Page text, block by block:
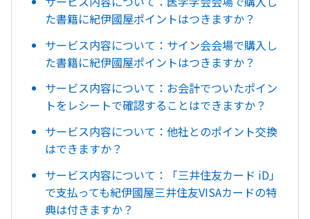
た書籍に紀伊國屋ポイントはつきますか？
サービス内容について：サイン会会場で購入し
た書籍に紀伊國屋ポイントはつきますか？
サービス内容について：お会計でついたポイン
トをレシートで確認することはできますか？
サービス内容について：他社とのポイント交換
はできますか？
サービス内容について：「三井住友カード iD」
で支払っても紀伊國屋三井住友VISAカードの特
典は付きますか？